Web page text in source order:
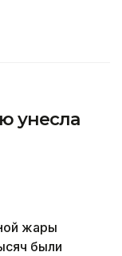
унесла
жары
были